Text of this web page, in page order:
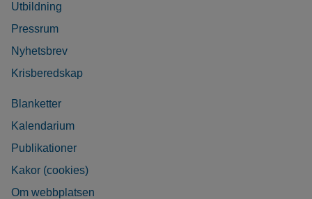
Utbildning
Pressrum
Nyhetsbrev
Krisberedskap
Blanketter
Kalendarium
Publikationer
Kakor (cookies)
Om webbplatsen